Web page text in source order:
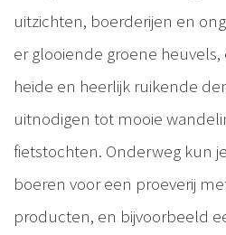
uitzichten, boerderijen en
er glooiende groene
heide en heerlijk ruikende
uitnodigen tot mooie
fietstochten. Onderweg kun
boeren voor een proeverij
producten, en bijvoorbeeld